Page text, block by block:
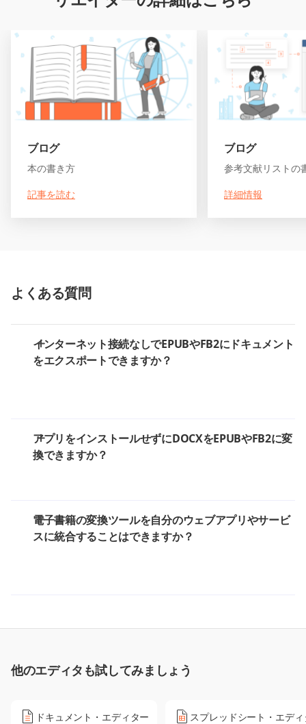
ブログ
本の書き方
記事を読む
ブログ
参考文献リストの
詳細情報
よくある質問
インターネット接続なしでEPUBやFB2にドキュメント
をエクスポートできますか？
アプリをインストールせずにDOCXをEPUBやFB2に変
換できますか？
電子書籍の変換ツールを自分のウェブアプリやサービ
スに統合することはできますか？
他のエディタも試してみましょう
ドキュメント・エディター スプレッドシート・エディ